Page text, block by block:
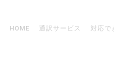
HOME 通訳サービス 対応で